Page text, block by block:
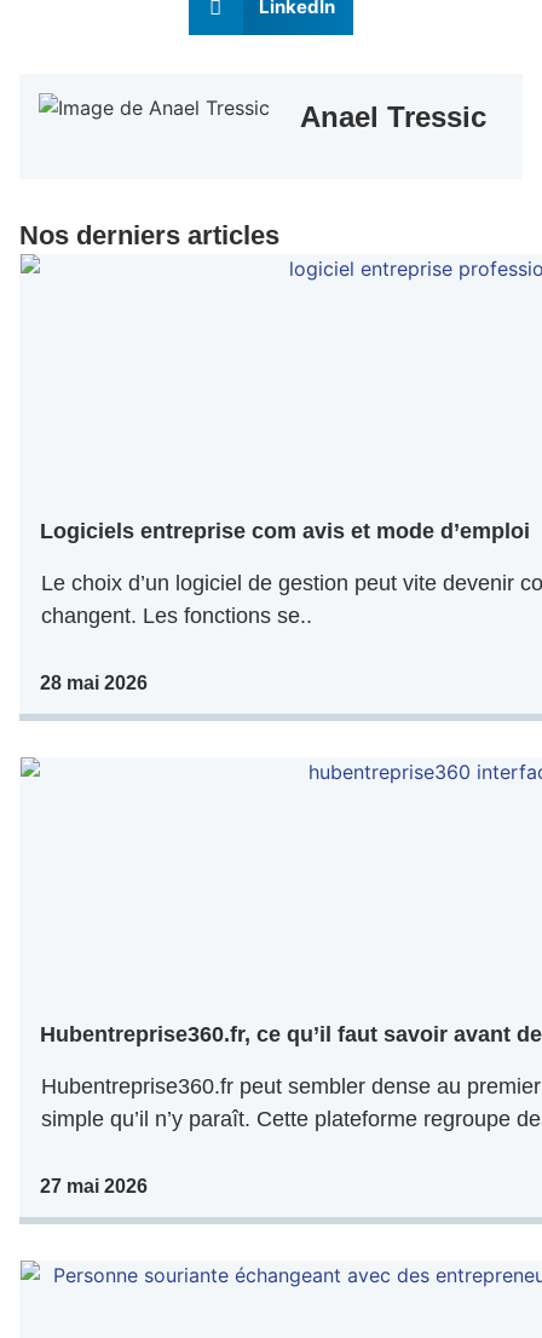
LinkedIn
Anael Tressic
Nos derniers articles
Logiciels entreprise com avis et mode d’emploi
Le choix d’un logiciel de gestion peut vite devenir
changent. Les fonctions se..
28 mai 2026
Hubentreprise360.fr, ce qu’il faut savoir avant
Hubentreprise360.fr peut sembler dense au
simple qu’il n’y paraît. Cette plateforme regroupe
27 mai 2026